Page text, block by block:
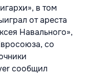
в том
от ареста
Навального»,
со
сообщил